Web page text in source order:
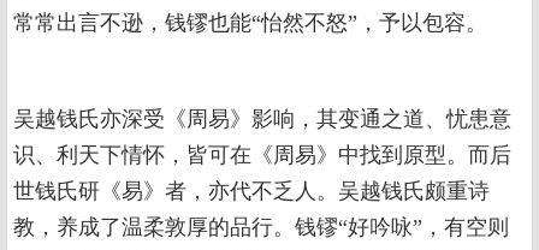
常常出言不逊，钱镠也能“怡然不怒”，予以包容。
吴越钱氏亦深受《周易》影响，其变通之道、忧患意
识、利天下情怀，皆可在《周易》中找到原型。而后
世钱氏研《易》者，亦代不乏人。吴越钱氏颇重诗
教，养成了温柔敦厚的品行。钱镠“好吟咏”，有空则